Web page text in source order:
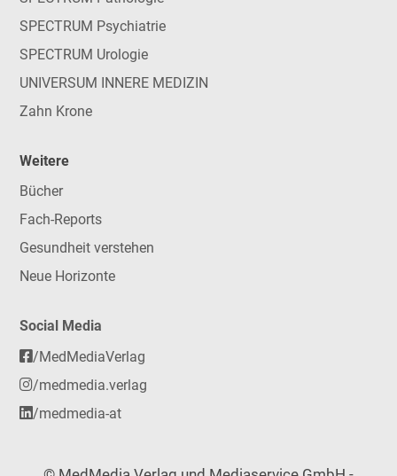
SPECTRUM Psychiatrie
SPECTRUM Urologie
UNIVERSUM INNERE MEDIZIN
Zahn Krone
Weitere
Bücher
Fach-Reports
Gesundheit verstehen
Neue Horizonte
Social Media
/MedMediaVerlag
/medmedia.verlag
/medmedia-at